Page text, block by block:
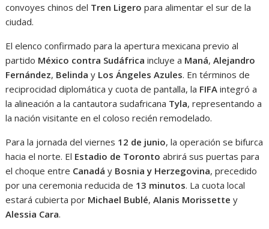
convoyes chinos del Tren Ligero para alimentar el sur de la
ciudad.
El elenco confirmado para la apertura mexicana previo al
partido México contra Sudáfrica incluye a Maná,Alejandro
Fernández, Belinda y Los Ángeles Azules. En términos de
reciprocidad diplomática y cuota de pantalla, la FIFA integró a
la alineación a la cantautora sudafricana Tyla, representando a
la nación visitante en el coloso recién remodelado.
Para la jornada del viernes 12 de junio, la operación se bifurca
hacia el norte. El Estadio de Toronto abrirá sus puertas para
el choque entre Canadá y Bosnia y Herzegovina, precedido
por una ceremonia reducida de 13 minutos. La cuota local
estará cubierta por Michael Bublé,Alanis Morissette y
Alessia Cara.